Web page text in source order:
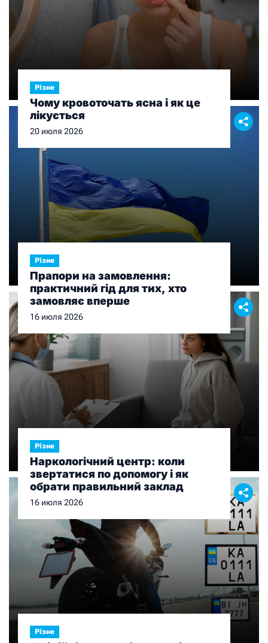
Різне
Чому кровоточать ясна і як це
лікується
20 июля 2026
Різне
Прапори на замовлення:
практичний гід для тих, хто
замовляє вперше
16 июля 2026
Різне
Наркологічний центр: коли
звертатися по допомогу і як
обрати правильний заклад
16 июля 2026
Різне